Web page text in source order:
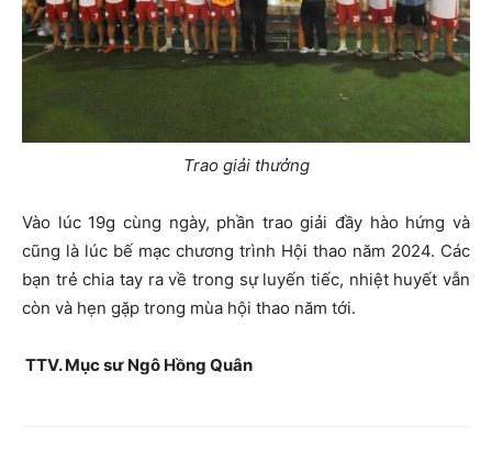
Trao giải thưởng
Vào lúc 19g cùng ngày, phần trao giải đầy hào hứng và
cũng là lúc bế mạc chương trình Hội thao năm 2024. Các
bạn trẻ chia tay ra về trong sự luyến tiếc, nhiệt huyết vẫn
còn và hẹn gặp trong mùa hội thao năm tới.
TTV. Mục sư Ngô Hồng Quân